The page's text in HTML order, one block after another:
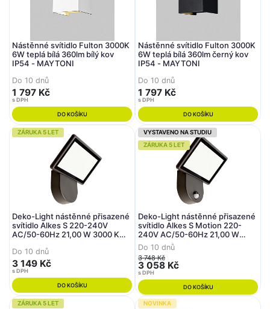
Nástěnné svítidlo Fulton 3000K
6W teplá bílá 360lm bílý kov
IP54 - MAYTONI
Do 10 dnů
1 797 Kč
s DPH
DO KOŠÍKU
Nástěnné svítidlo Fulton 3000K
6W teplá bílá 360lm černý kov
IP54 - MAYTONI
Do 10 dnů
1 797 Kč
s DPH
DO KOŠÍKU
ZÁRUKA 5 LET
Deko-Light nástěnné přisazené
svítidlo Alkes S 220-240V
AC/50-60Hz 21,00 W 3000 K
Do 10 dnů
3 149 Kč
s DPH
DO KOŠÍKU
VYSTAVENO NA STUDIU
ZÁRUKA 5 LET
Deko-Light nástěnné přisazené
svítidlo Alkes S Motion 220-
240V AC/50-60Hz 21,00 W
3000 K 735 lm 200 tmavěšedá
Do 10 dnů
3 748 Kč
3 058 Kč
s DPH
DO KOŠÍKU
ZÁRUKA 5 LET
NOVINKA